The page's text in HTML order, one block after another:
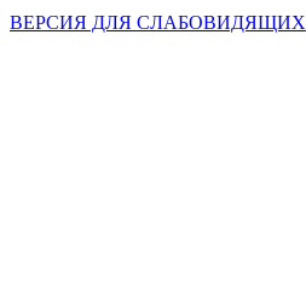
ВЕРСИЯ ДЛЯ СЛАБОВИДЯЩИХ